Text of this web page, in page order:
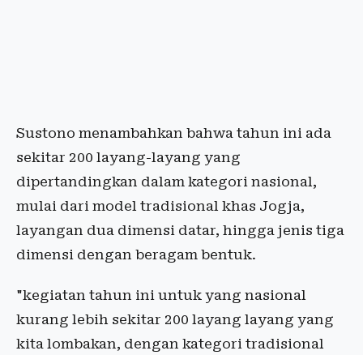
Sustono menambahkan bahwa tahun ini ada
sekitar 200 layang-layang yang
dipertandingkan dalam kategori nasional,
mulai dari model tradisional khas Jogja,
layangan dua dimensi datar, hingga jenis tiga
dimensi dengan beragam bentuk.
"kegiatan tahun ini untuk yang nasional
kurang lebih sekitar 200 layang layang yang
kita lombakan, dengan kategori tradisional